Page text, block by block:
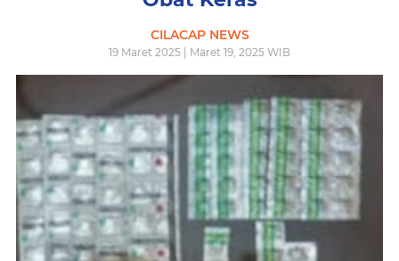
CILACAP NEWS
19 Maret 2025 | Maret 19, 2025 WIB